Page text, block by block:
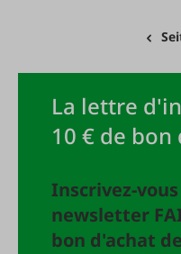
La lettre
10 € de bon
Inscrivez-
newsletter
bon d'achat de